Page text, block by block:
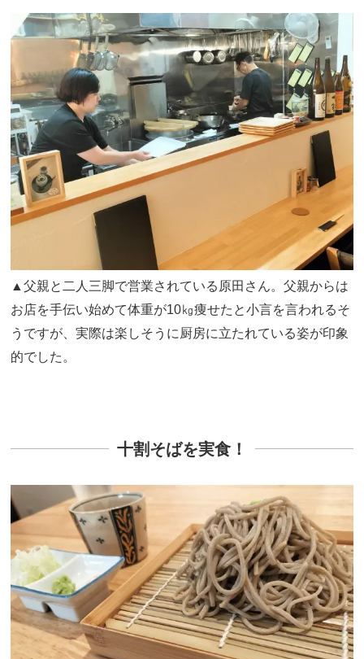
▲父親と二人三脚で営業されている原田さん。父親からは
お店を手伝い始めて体重が10㎏痩せたと小言を言われるそ
うですが、実際は楽しそうに厨房に立たれている姿が印象
的でした。
十割そばを実食！